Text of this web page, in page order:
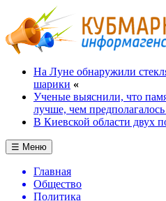
На Луне обнаружили
шарики «
Ученые выяснили, что
лучше, чем предполагалось
В Киевской области двух
☰ Меню
Главная
Общество
Политика